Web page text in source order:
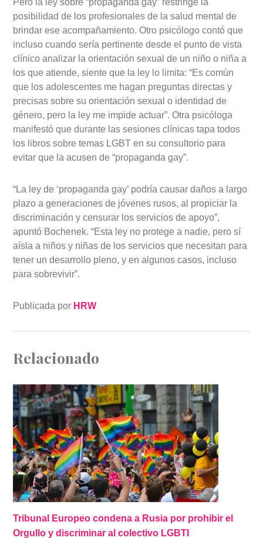
Pero la ley sobre “propaganda gay” restringe la
posibilidad de los profesionales de la salud mental de
brindar ese acompañamiento. Otro psicólogo contó que
incluso cuando sería pertinente desde el punto de vista
clínico analizar la orientación sexual de un niño o niña a
los que atiende, siente que la ley lo limita: “Es común
que los adolescentes me hagan preguntas directas y
precisas sobre su orientación sexual o identidad de
género, pero la ley me impide actuar”. Otra psicóloga
manifestó que durante las sesiones clínicas tapa todos
los libros sobre temas LGBT en su consultorio para
evitar que la acusen de “propaganda gay”.
“La ley de ‘propaganda gay’ podría causar daños a largo
plazo a generaciones de jóvenes rusos, al propiciar la
discriminación y censurar los servicios de apoyo”,
apuntó Bochenek. “Esta ley no protege a nadie, pero sí
aísla a niños y niñas de los servicios que necesitan para
tener un desarrollo pleno, y en algunos casos, incluso
para sobrevivir”.
Publicada por HRW
Relacionado
Tribunal Europeo condena a Rusia por prohibir el
Orgullo y discriminar al colectivo LGBTI